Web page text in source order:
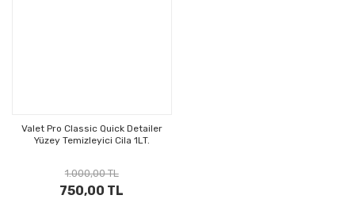
Valet Pro Classic Quick Detailer
Yüzey Temizleyici Cila 1LT.
1.000,00 TL
750,00 TL